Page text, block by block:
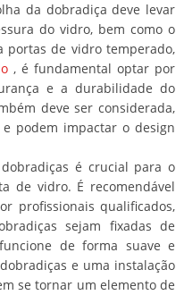
da dobradiça deve levar
do vidro, bem como o
de vidro temperado,
, é fundamental optar por
e a durabilidade do
deve ser considerada,
podem impactar o design
é crucial para o
de vidro. É recomendável
profissionais qualificados,
sejam fixadas de
de forma suave e
e uma instalação
se tornar um elemento de